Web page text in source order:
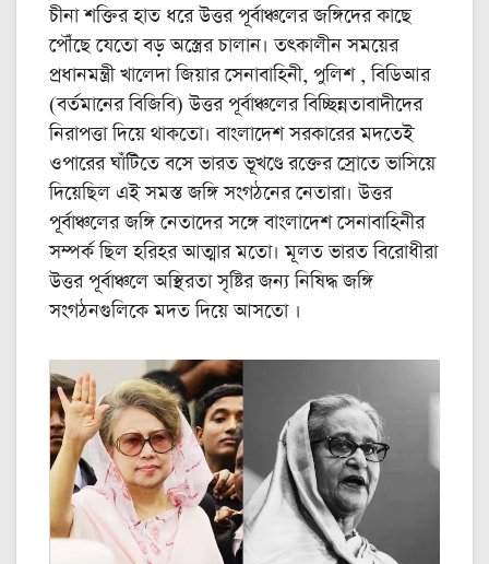
চীনা শক্তির হাত ধরে উত্তর পূর্বাঞ্চলের জঙ্গিদের কাছে
পৌঁছে যেতো বড় অস্ত্রের চালান। তৎকালীন সময়ের
প্রধানমন্ত্রী খালেদা জিয়ার সেনাবাহিনী, পুলিশ , বিডিআর
(বর্তমানের বিজিবি) উত্তর পূর্বাঞ্চলের বিচ্ছিন্নতাবাদীদের
নিরাপত্তা দিয়ে থাকতো। বাংলাদেশ সরকারের মদতেই
ওপারের ঘাঁটিতে বসে ভারত ভূখণ্ডে রক্তের স্রোতে ভাসিয়ে
দিয়েছিল এই সমস্ত জঙ্গি সংগঠনের নেতারা। উত্তর
পূর্বাঞ্চলের জঙ্গি নেতাদের সঙ্গে বাংলাদেশ সেনাবাহিনীর
সম্পর্ক ছিল হরিহর আত্মার মতো। মূলত ভারত বিরোধীরা
উত্তর পূর্বাঞ্চলে অস্থিরতা সৃষ্টির জন্য নিষিদ্ধ জঙ্গি
সংগঠনগুলিকে মদত দিয়ে আসতো ।